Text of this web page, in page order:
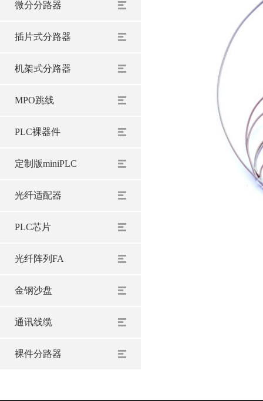
微分分路器
插片式分路器
机架式分路器
MPO跳线
PLC裸器件
定制版miniPLC
光纤适配器
PLC芯片
光纤阵列FA
金钢沙盘
通讯线缆
裸件分路器